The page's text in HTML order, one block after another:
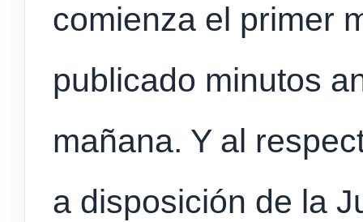
comienza el primer
publicado minutos
mañana. Y al
a disposición de la